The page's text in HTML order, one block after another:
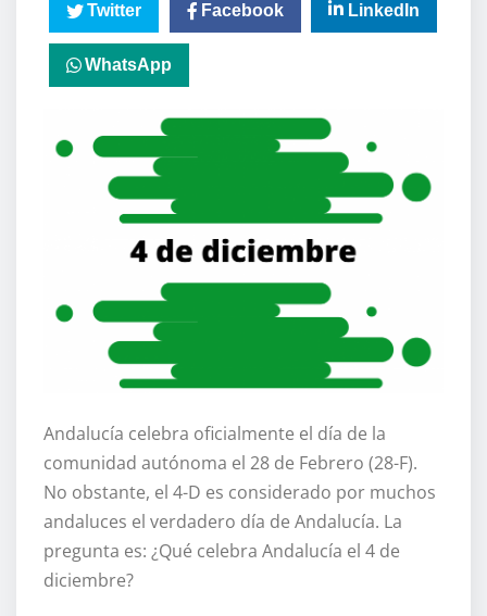
Twitter Facebook LinkedIn
WhatsApp
Andalucía celebra oficialmente el día de la
comunidad autónoma el 28 de Febrero (28-F).
No obstante, el 4-D es considerado por muchos
andaluces el verdadero día de Andalucía. La
pregunta es: ¿Qué celebra Andalucía el 4 de
diciembre?